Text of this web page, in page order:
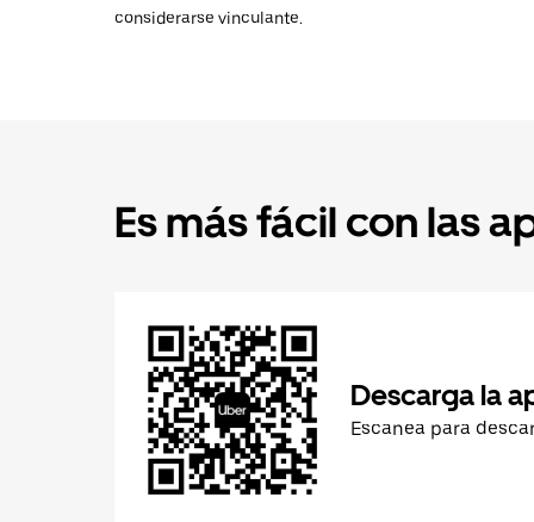
considerarse vinculante.
Es más fácil con las
Descarga la
Escanea para